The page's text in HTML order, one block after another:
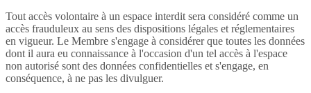
Tout accès volontaire à un espace interdit sera considéré comme un
accès frauduleux au sens des dispositions légales et réglementaires
en vigueur. Le Membre s'engage à considérer que toutes les données
dont il aura eu connaissance à l'occasion d'un tel accès à l'espace
non autorisé sont des données confidentielles et s'engage, en
conséquence, à ne pas les divulguer.